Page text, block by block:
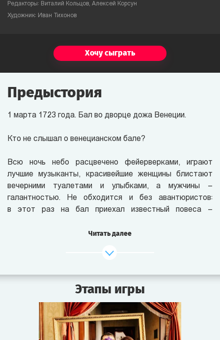
Редакторы: Виталий Кольцов, Алексей Корсун
Художник: Иван Тихонов
Хочу сыграть
Предыстория
1 марта 1723 года. Бал во дворце дожа Венеции.
Кто не слышал о венецианском бале?
Всю ночь небо расцвечено фейерверками, играют
лучшие музыканты, красивейшие женщины блистают
вечерними туалетами и улыбками, а мужчины –
галантностью. Не обходится и без авантюристов:
в этот раз на бал приехал известный повеса –
В этом году всех волнуют Законы о праве голоса.
населения требуют даровать права всем. Многие
хотели бы повлиять на мнение дожа в этом вопросе.
Предстоит ли вам жить при новых законах, или власть
Читать далее
Этапы игры